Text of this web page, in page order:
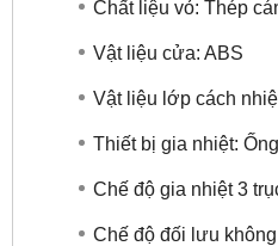
Chất liệu vỏ: Thép
Vật liệu cửa: ABS
Vật liệu lớp cách
Thiết bị gia nhiệt:
Chế độ gia nhiệt 3
Chế độ đối lưu